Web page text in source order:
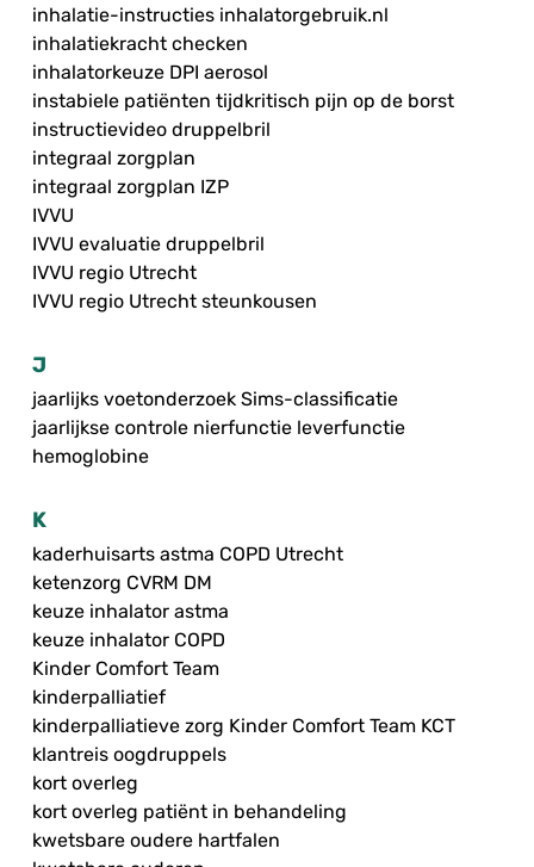
inhalatie-instructies inhalatorgebruik.nl
inhalatiekracht checken
inhalatorkeuze DPI aerosol
instabiele patiënten tijdkritisch pijn op de borst
instructievideo druppelbril
integraal zorgplan
integraal zorgplan IZP
IVVU
IVVU evaluatie druppelbril
IVVU regio Utrecht
IVVU regio Utrecht steunkousen
J
jaarlijks voetonderzoek Sims-classificatie
jaarlijkse controle nierfunctie leverfunctie
hemoglobine
K
kaderhuisarts astma COPD Utrecht
ketenzorg CVRM DM
keuze inhalator astma
keuze inhalator COPD
Kinder Comfort Team
kinderpalliatief
kinderpalliatieve zorg Kinder Comfort Team KCT
klantreis oogdruppels
kort overleg
kort overleg patiënt in behandeling
kwetsbare oudere hartfalen